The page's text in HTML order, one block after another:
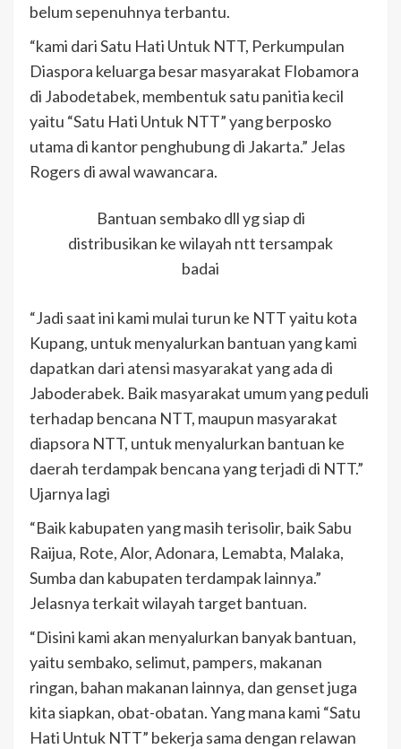
belum sepenuhnya terbantu.
“kami dari Satu Hati Untuk NTT, Perkumpulan
Diaspora keluarga besar masyarakat Flobamora
di Jabodetabek, membentuk satu panitia kecil
yaitu “Satu Hati Untuk NTT” yang berposko
utama di kantor penghubung di Jakarta.” Jelas
Rogers di awal wawancara.
Bantuan sembako dll yg siap di
distribusikan ke wilayah ntt tersampak
badai
“Jadi saat ini kami mulai turun ke NTT yaitu kota
Kupang, untuk menyalurkan bantuan yang kami
dapatkan dari atensi masyarakat yang ada di
Jaboderabek. Baik masyarakat umum yang peduli
terhadap bencana NTT, maupun masyarakat
diapsora NTT, untuk menyalurkan bantuan ke
daerah terdampak bencana yang terjadi di NTT.”
Ujarnya lagi
“Baik kabupaten yang masih terisolir, baik Sabu
Raijua, Rote, Alor, Adonara, Lemabta, Malaka,
Sumba dan kabupaten terdampak lainnya.”
Jelasnya terkait wilayah target bantuan.
“Disini kami akan menyalurkan banyak bantuan,
yaitu sembako, selimut, pampers, makanan
ringan, bahan makanan lainnya, dan genset juga
kita siapkan, obat-obatan. Yang mana kami “Satu
Hati Untuk NTT” bekerja sama dengan relawan